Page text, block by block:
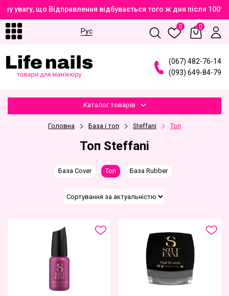
увагу, що Відправлення відбувається того ж дня після
Рус
0 0
(067) 482-76-14
(093) 649-84-79
Каталог товарів
Головна База і топ Steffani Топ
Топ Steffani
База Cover Топ База Rubber